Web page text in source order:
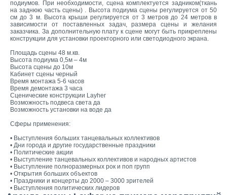
подиумов. При необходимости, сцена комплектуется задником(ткань
на заднюю часть сцены) . Высота подиума сцены регулируется от 50
см до 3 м. Высота крыши регулируется от 3 метров до 24 метров в
зависимости от поставленных задач, размера сцены и желания
заказчика. За дополнительную плату к сцене могут быть прикреплены
конструкции для установки проекторного или светодиодного экрана.
Площадь сцены 48 м.кв.
Высота подиума 0,5м – 4м
Высота сцены до 10м
Кабинет сцены черный
Время монтажа 5-6 часов
Время демонтажа 3 часа
Сценические конструкции Layher
Возможность подвеса света да
Возможность установки на воде да
Сферы применения:
• Выступления больших танцевальных коллективов
• Дни города и другие государственные праздники
• Политические акции
• Выступление танцевальных коллективов и народных артистов
• Выступление полноразмерных рок и поп групп
• Открытия больших объектов
• Праздники и концерты до 2000 – 3000 зрителей
• Выступления политических лидеров